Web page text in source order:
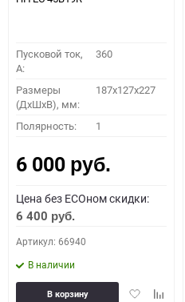
Пусковой ток,
A:
360
Размеры
(ДхШхВ), мм:
187x127x227
Полярность: 1
6 000 руб.
Цена без ECOном скидки:
6 400 руб.
Артикул: 66940
В наличии
Добавить
В корзину